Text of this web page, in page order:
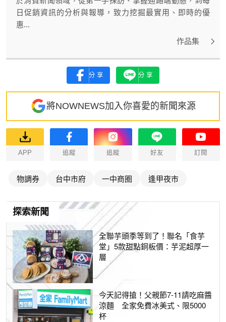
日促銷資訊的分析與報導，致力挖掘最實用、即時的優
惠...
作品集
分享 分享
將NOWNEWS加入你喜愛的新聞來源
APP 追蹤 追蹤 好友 訂閱
物調券 台中市府 一中商圈 逢甲夜市
探索新聞
全聯芋頭季等到了！聯名「食芋
堂」5款甜點銅板價：芋泥超厚一
層
今天記得搶！父親節7-11請吃麻醬
涼麵 全家免費冰美式、限5000
杯